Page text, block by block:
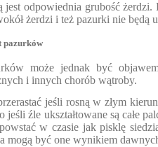
jest odpowiednia grubość żerdzi.
żerdzi i też pazurki nie będą
pazurków
może jednak być
i innych chorób wątroby.
jeśli rosną w złym
jeśli źle ukształtowane są całe
w czasie jak pisklę
mogą być one wynikiem